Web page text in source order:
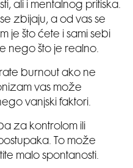
ali i mentalnog pritiska.
zbijaju, a od vas se
je što ćete i sami sebi
nego što je realno.
burnout ako ne
vas može
vanjski faktori.
za kontrolom ili
To može
malo spontanosti.